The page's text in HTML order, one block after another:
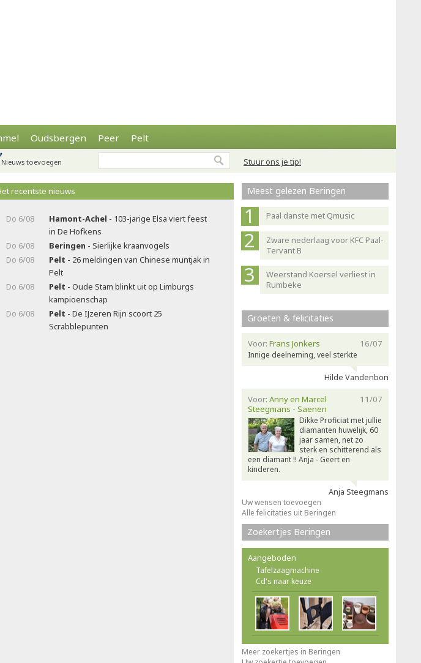
Oudsbergen Peer Pelt
Stuur ons je tip!
Nieuws toevoegen
recentste nieuws
Do 6/08 Hamont-Achel - 103-jarige Elsa viert feest
in De Hofkens
Do 6/08
Beringen - Sierlijke kraanvogels
Do 6/08
Pelt - 26 meldingen van Chinese muntjak in
Pelt
Do 6/08
Pelt - Oude Stam blinkt uit op Limburgs
kampioenschap
Do 6/08
Pelt - De IJzeren Rijn scoort 25
Scrabblepunten
Meest gelezen Beringen
Paal danste met Qmusic
Zware nederlaag voor KFC Paal-
Tervant B
Weerstand Koersel verliest in
Rumbeke
Groeten & felicitaties
16/07
Voor: Frans Jonkers
Innige deelneming, veel sterkte
Hilde Vandenbon
11/07
Voor: Anny en Marcel
Steegmans - Saenen
Dikke Proficiat met jullie
diamanten huwelijk, 60
jaar samen, net zo
sterk en schitterend als
een diamant !! Anja - Geert en
kinderen.
Anja Steegmans
Uw wensen toevoegen
Alle felicitaties uit Beringen
Zoekertjes Beringen
Aangeboden
Tafelzaagmachine
Cd's naar keuze
Meer zoekertjes in Beringen